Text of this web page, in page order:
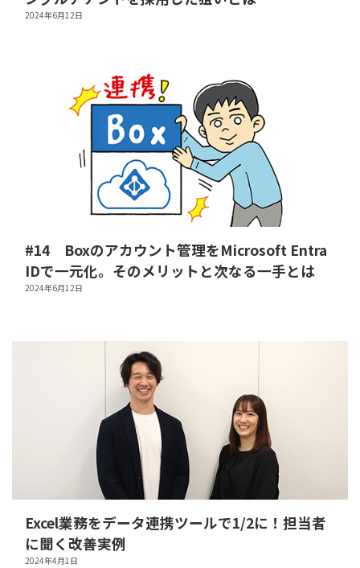
2024年6月12日
#14 Boxのアカウント管理をMicrosoft Entra
IDで一元化。そのメリットと次なる一手とは
2024年6月12日
Excel業務をデータ連携ツールで1/2に！担当者
に聞く改善実例
2024年4月1日